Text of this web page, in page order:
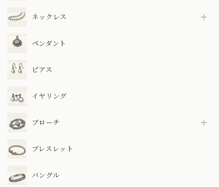
ネックレス
ペンダント
ピアス
イヤリング
ブローチ
ブレスレット
バングル